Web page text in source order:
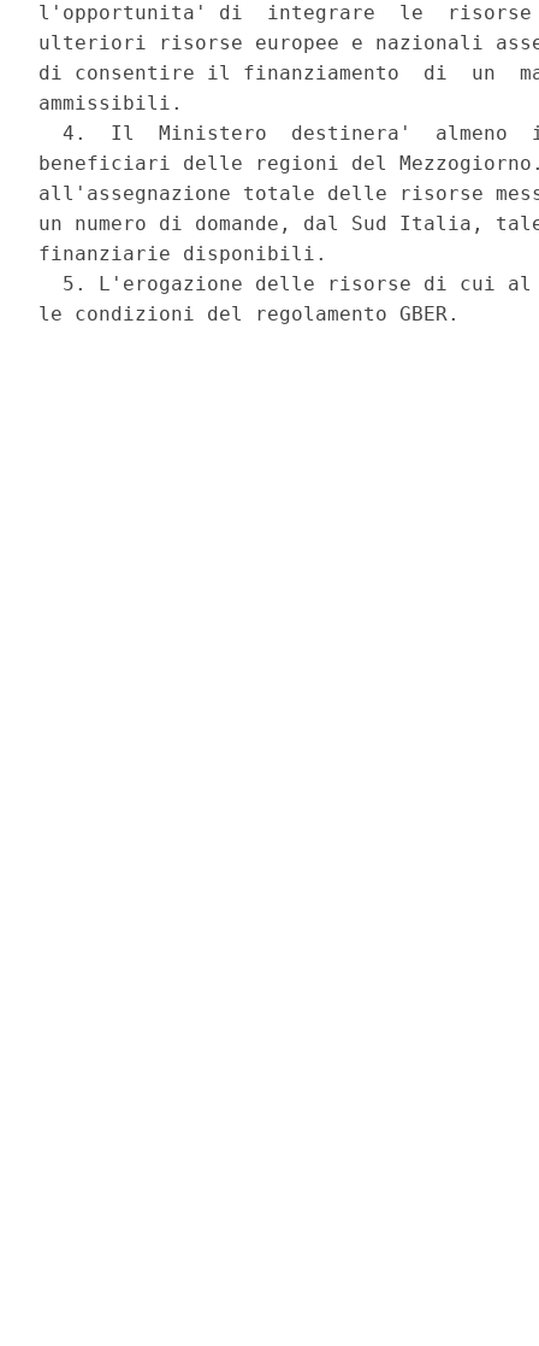
l'opportunita' di  integrare  le  risorse
ulteriori risorse europee e nazionali
di consentire il finanziamento  di  un
ammissibili.
4.  Il  Ministero  destinera'  almeno
beneficiari delle regioni del
all'assegnazione totale delle risorse
un numero di domande, dal Sud Italia,
finanziarie disponibili.
5. L'erogazione delle risorse di cui